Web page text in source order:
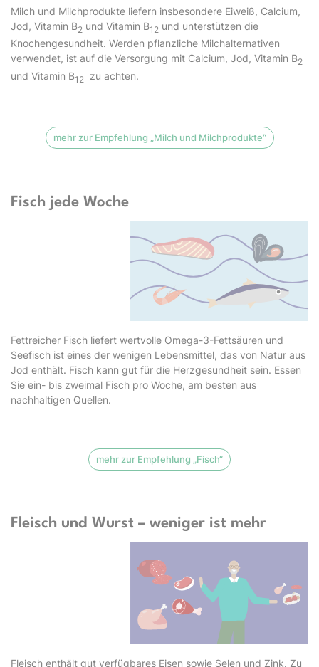
Milch und Milchprodukte liefern insbesondere Eiweiß, Calcium,
Jod, Vitamin B2 und Vitamin B12 und unterstützen die
Knochengesundheit. Werden pflanzliche Milchalternativen
verwendet, ist auf die Versorgung mit Calcium, Jod, Vitamin B2
und Vitamin B12 zu achten.
mehr zur Empfehlung „Milch und Milchprodukte“
Fisch jede Woche
Fettreicher Fisch liefert wertvolle Omega-3-Fettsäuren und
Seefisch ist eines der wenigen Lebensmittel, das von Natur aus
Jod enthält. Fisch kann gut für die Herzgesundheit sein. Essen
Sie ein- bis zweimal Fisch pro Woche, am besten aus
nachhaltigen Quellen.
mehr zur Empfehlung „Fisch“
Fleisch und Wurst – weniger ist mehr
Fleisch enthält gut verfügbares Eisen sowie Selen und Zink. Zu